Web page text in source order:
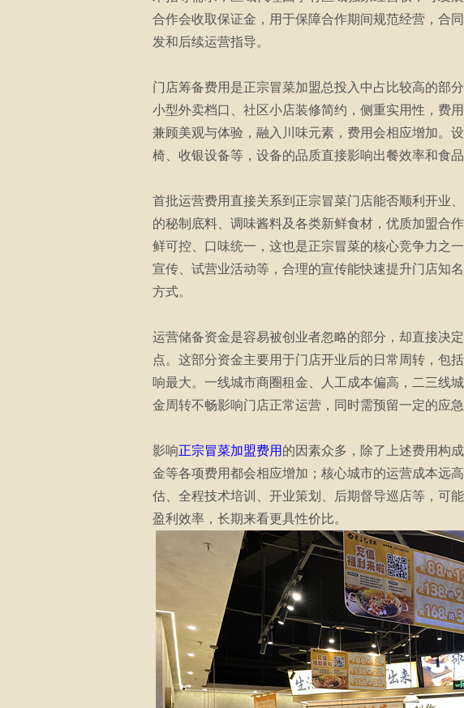
合作会收取保证金，用于保障合作期间规范经营，合
发和后续运营指导。
门店筹备费用是正宗冒菜加盟总投入中占比较高的部
小型外卖档口、社区小店装修简约，侧重实用性，费
兼顾美观与体验，融入川味元素，费用会相应增加。
椅、收银设备等，设备的品质直接影响出餐效率和食
首批运营费用直接关系到正宗冒菜门店能否顺利开业
的秘制底料、调味酱料及各类新鲜食材，优质加盟合
鲜可控、口味统一，这也是正宗冒菜的核心竞争力之
宣传、试营业活动等，合理的宣传能快速提升门店知
方式。
运营储备资金是容易被创业者忽略的部分，却直接决
点。这部分资金主要用于门店开业后的日常周转，包
响最大。一线城市商圈租金、人工成本偏高，二三线
金周转不畅影响门店正常运营，同时需预留一定的应
影响正宗冒菜加盟费用 的因素众多，除了上述费用构
金等各项费用都会相应增加；核心城市的运营成本远
估、全程技术培训、开业策划、后期督导巡店等，可
盈利效率，长期来看更具性价比。